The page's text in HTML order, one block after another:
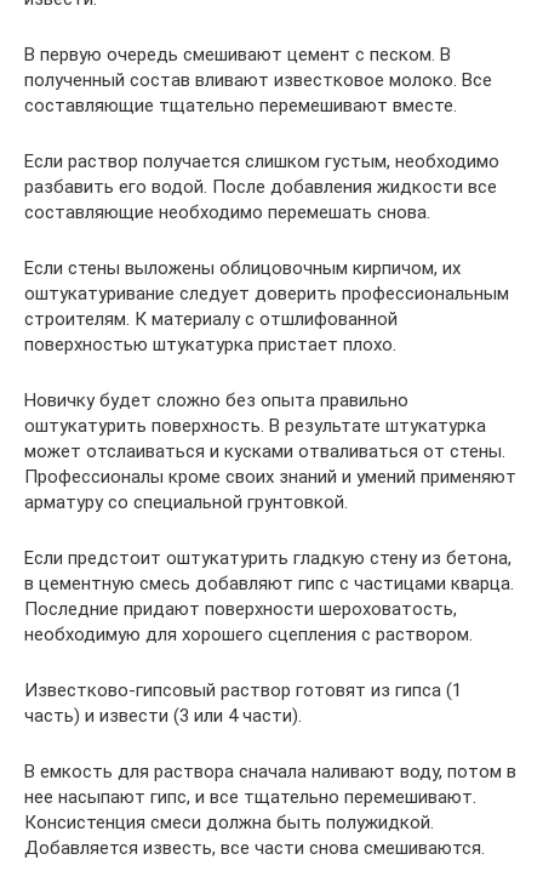
В первую очередь смешивают цемент с песком. В
полученный состав вливают известковое молоко. Все
составляющие тщательно перемешивают вместе.
Если раствор получается слишком густым, необходимо
разбавить его водой. После добавления жидкости все
составляющие необходимо перемешать снова.
Если стены выложены облицовочным кирпичом, их
оштукатуривание следует доверить профессиональным
строителям. К материалу с отшлифованной
поверхностью штукатурка пристает плохо.
Новичку будет сложно без опыта правильно
оштукатурить поверхность. В результате штукатурка
может отслаиваться и кусками отваливаться от стены.
Профессионалы кроме своих знаний и умений применяют
арматуру со специальной грунтовкой.
Если предстоит оштукатурить гладкую стену из бетона,
в цементную смесь добавляют гипс с частицами кварца.
Последние придают поверхности шероховатость,
необходимую для хорошего сцепления с раствором.
Известково-гипсовый раствор готовят из гипса (1
часть) и извести (3 или 4 части).
В емкость для раствора сначала наливают воду, потом в
нее насыпают гипс, и все тщательно перемешивают.
Консистенция смеси должна быть полужидкой.
Добавляется известь, все части снова смешиваются.